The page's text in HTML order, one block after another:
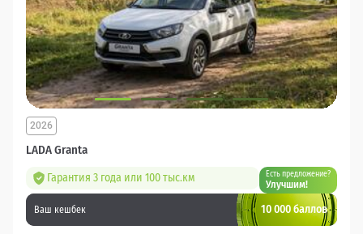
LADA Granta
2026
Гарантия 3 года или 100 тыс.км Есть предложение?
Улучшим!
Ваш кешбек 10 000 баллов